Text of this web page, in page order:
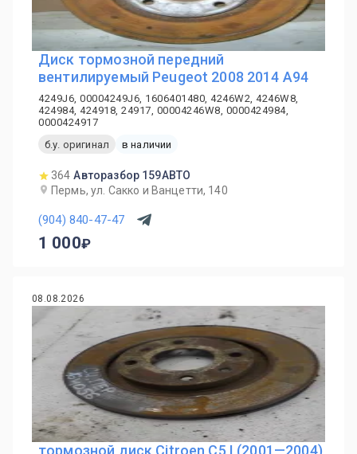
Диск тормозной передний
вентилируемый Peugeot 2008 2014 A94
4249J6, 00004249J6, 1606401480, 4246W2, 4246W8,
424984, 424918, 24917, 00004246W8, 0000424984,
0000424917
б.у. оригинал
в наличии
364 Авторазбор 159АВТО
Пермь, ул. Сакко и Ванцетти, 140
(904) 840-47-47
1 000
08.08.2026
тормозной диск Citroen C5 I (2001—2004)